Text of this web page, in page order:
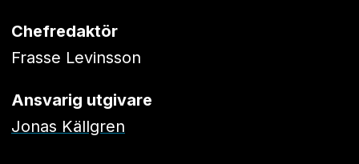
Chefredaktör
Frasse Levinsson
Ansvarig utgivare
Jonas Källgren